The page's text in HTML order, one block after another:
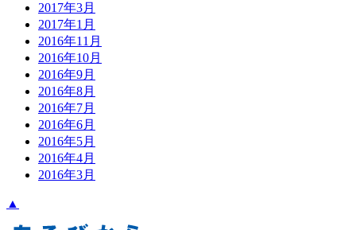
2017年3月
2017年1月
2016年11月
2016年10月
2016年9月
2016年8月
2016年7月
2016年6月
2016年5月
2016年4月
2016年3月
▲